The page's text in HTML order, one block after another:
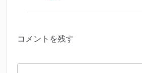
コメントを残す